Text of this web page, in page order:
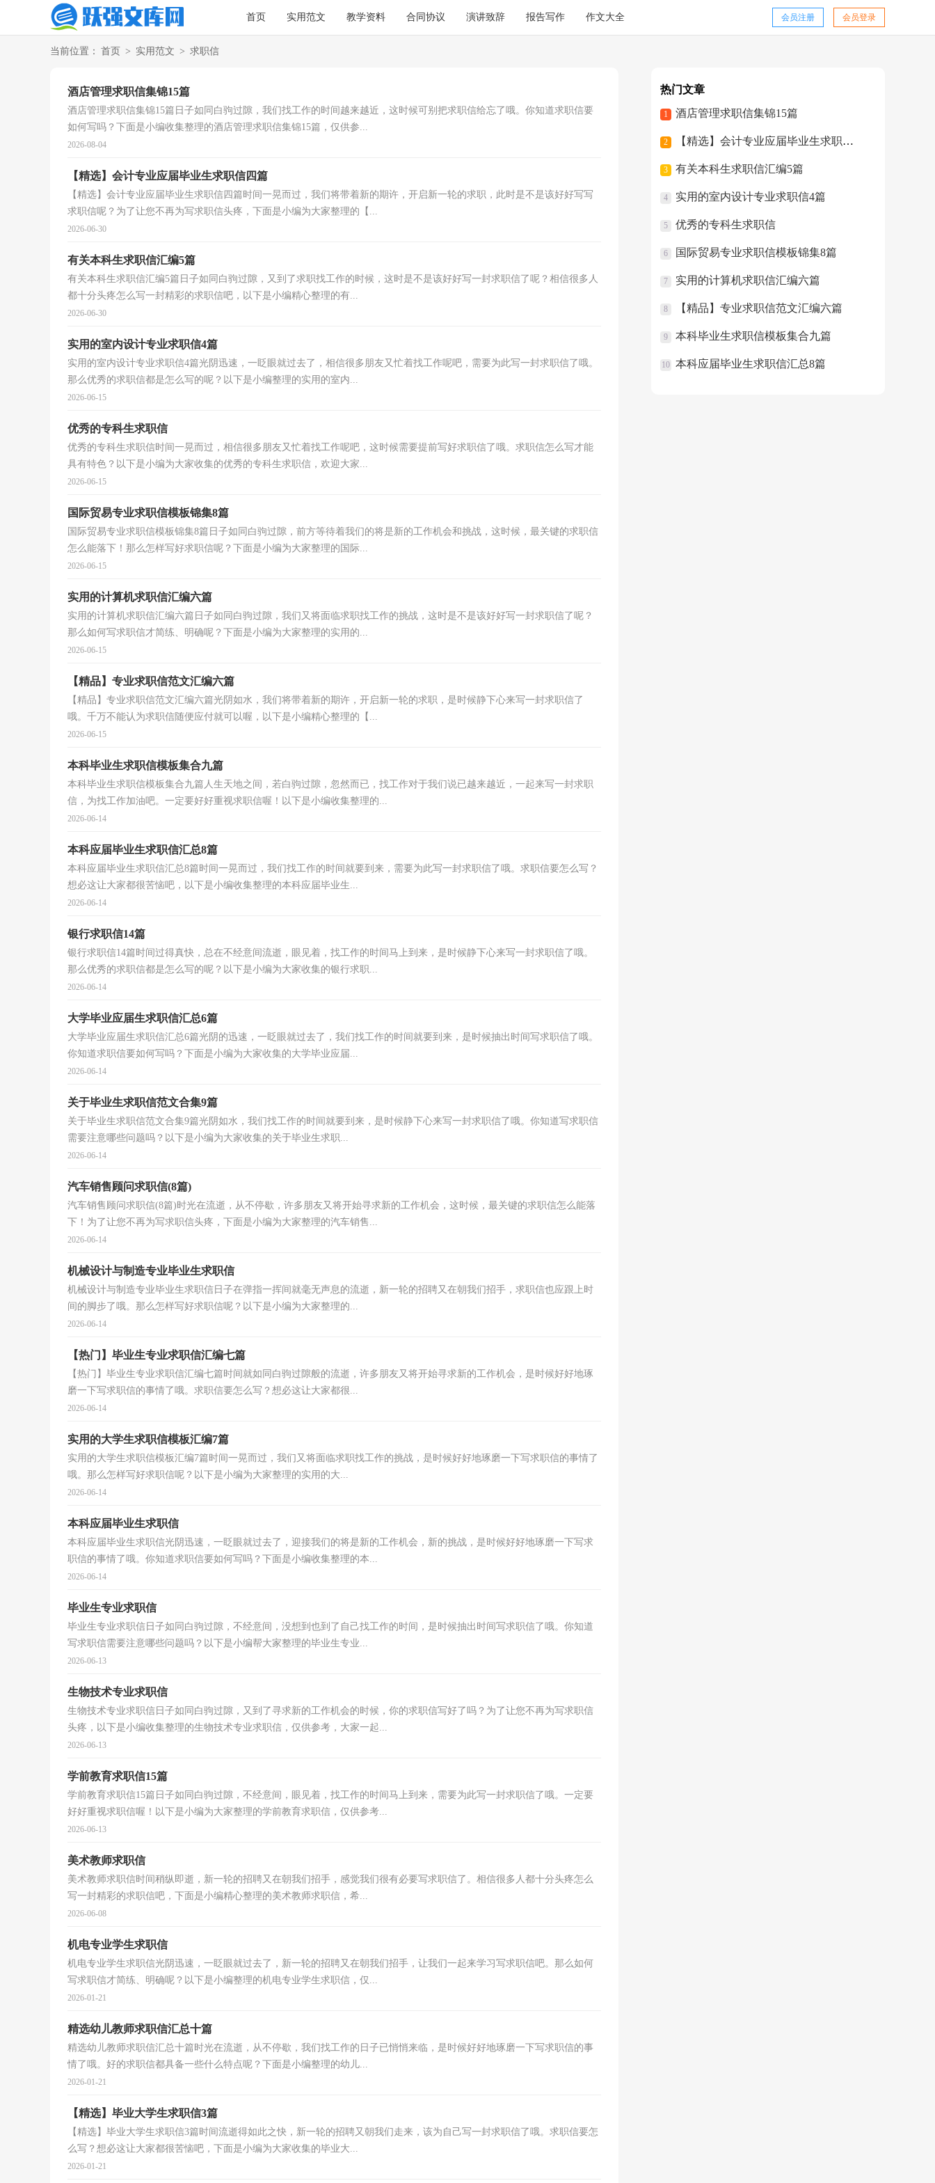
首页 实用范文 教学资料 合同协议 演讲致辞 报告写作 作文大全 会员登录
会员注册
当前位置： 首页 > 实用范文 > 求职信
酒店管理求职信集锦15篇
酒店管理求职信集锦15篇日子如同白驹过隙，我们找工作的时间越来越近，这时候可别把求职信给忘了哦。你知道求职信要
如何写吗？下面是小编收集整理的酒店管理求职信集锦15篇，仅供参...
2026-08-04
【精选】会计专业应届毕业生求职信四篇
【精选】会计专业应届毕业生求职信四篇时间一晃而过，我们将带着新的期许，开启新一轮的求职，此时是不是该好好写写
求职信呢？为了让您不再为写求职信头疼，下面是小编为大家整理的【...
2026-06-30
有关本科生求职信汇编5篇
有关本科生求职信汇编5篇日子如同白驹过隙，又到了求职找工作的时候，这时是不是该好好写一封求职信了呢？相信很多人
都十分头疼怎么写一封精彩的求职信吧，以下是小编精心整理的有...
2026-06-30
实用的室内设计专业求职信4篇
实用的室内设计专业求职信4篇光阴迅速，一眨眼就过去了，相信很多朋友又忙着找工作呢吧，需要为此写一封求职信了哦。
那么优秀的求职信都是怎么写的呢？以下是小编整理的实用的室内...
2026-06-15
优秀的专科生求职信
优秀的专科生求职信时间一晃而过，相信很多朋友又忙着找工作呢吧，这时候需要提前写好求职信了哦。求职信怎么写才能
具有特色？以下是小编为大家收集的优秀的专科生求职信，欢迎大家...
2026-06-15
国际贸易专业求职信模板锦集8篇
国际贸易专业求职信模板锦集8篇日子如同白驹过隙，前方等待着我们的将是新的工作机会和挑战，这时候，最关键的求职信
怎么能落下！那么怎样写好求职信呢？下面是小编为大家整理的国际...
2026-06-15
实用的计算机求职信汇编六篇
实用的计算机求职信汇编六篇日子如同白驹过隙，我们又将面临求职找工作的挑战，这时是不是该好好写一封求职信了呢？
那么如何写求职信才简练、明确呢？下面是小编为大家整理的实用的...
2026-06-15
【精品】专业求职信范文汇编六篇
【精品】专业求职信范文汇编六篇光阴如水，我们将带着新的期许，开启新一轮的求职，是时候静下心来写一封求职信了
哦。千万不能认为求职信随便应付就可以喔，以下是小编精心整理的【...
2026-06-15
本科毕业生求职信模板集合九篇
本科毕业生求职信模板集合九篇人生天地之间，若白驹过隙，忽然而已，找工作对于我们说已越来越近，一起来写一封求职
信，为找工作加油吧。一定要好好重视求职信喔！以下是小编收集整理的...
2026-06-14
本科应届毕业生求职信汇总8篇
本科应届毕业生求职信汇总8篇时间一晃而过，我们找工作的时间就要到来，需要为此写一封求职信了哦。求职信要怎么写？
想必这让大家都很苦恼吧，以下是小编收集整理的本科应届毕业生...
2026-06-14
银行求职信14篇
银行求职信14篇时间过得真快，总在不经意间流逝，眼见着，找工作的时间马上到来，是时候静下心来写一封求职信了哦。
那么优秀的求职信都是怎么写的呢？以下是小编为大家收集的银行求职...
2026-06-14
大学毕业应届生求职信汇总6篇
大学毕业应届生求职信汇总6篇光阴的迅速，一眨眼就过去了，我们找工作的时间就要到来，是时候抽出时间写求职信了哦。
你知道求职信要如何写吗？下面是小编为大家收集的大学毕业应届...
2026-06-14
关于毕业生求职信范文合集9篇
关于毕业生求职信范文合集9篇光阴如水，我们找工作的时间就要到来，是时候静下心来写一封求职信了哦。你知道写求职信
需要注意哪些问题吗？以下是小编为大家收集的关于毕业生求职...
2026-06-14
汽车销售顾问求职信(8篇)
汽车销售顾问求职信(8篇)时光在流逝，从不停歇，许多朋友又将开始寻求新的工作机会，这时候，最关键的求职信怎么能落
下！为了让您不再为写求职信头疼，下面是小编为大家整理的汽车销售...
2026-06-14
机械设计与制造专业毕业生求职信
机械设计与制造专业毕业生求职信日子在弹指一挥间就毫无声息的流逝，新一轮的招聘又在朝我们招手，求职信也应跟上时
间的脚步了哦。那么怎样写好求职信呢？以下是小编为大家整理的...
2026-06-14
【热门】毕业生专业求职信汇编七篇
【热门】毕业生专业求职信汇编七篇时间就如同白驹过隙般的流逝，许多朋友又将开始寻求新的工作机会，是时候好好地琢
磨一下写求职信的事情了哦。求职信要怎么写？想必这让大家都很...
2026-06-14
实用的大学生求职信模板汇编7篇
实用的大学生求职信模板汇编7篇时间一晃而过，我们又将面临求职找工作的挑战，是时候好好地琢磨一下写求职信的事情了
哦。那么怎样写好求职信呢？以下是小编为大家整理的实用的大...
2026-06-14
本科应届毕业生求职信
本科应届毕业生求职信光阴迅速，一眨眼就过去了，迎接我们的将是新的工作机会，新的挑战，是时候好好地琢磨一下写求
职信的事情了哦。你知道求职信要如何写吗？下面是小编收集整理的本...
2026-06-14
毕业生专业求职信
毕业生专业求职信日子如同白驹过隙，不经意间，没想到也到了自己找工作的时间，是时候抽出时间写求职信了哦。你知道
写求职信需要注意哪些问题吗？以下是小编帮大家整理的毕业生专业...
2026-06-13
生物技术专业求职信
生物技术专业求职信日子如同白驹过隙，又到了寻求新的工作机会的时候，你的求职信写好了吗？为了让您不再为写求职信
头疼，以下是小编收集整理的生物技术专业求职信，仅供参考，大家一起...
2026-06-13
学前教育求职信15篇
学前教育求职信15篇日子如同白驹过隙，不经意间，眼见着，找工作的时间马上到来，需要为此写一封求职信了哦。一定要
好好重视求职信喔！以下是小编为大家整理的学前教育求职信，仅供参考...
2026-06-13
美术教师求职信
美术教师求职信时间稍纵即逝，新一轮的招聘又在朝我们招手，感觉我们很有必要写求职信了。相信很多人都十分头疼怎么
写一封精彩的求职信吧，下面是小编精心整理的美术教师求职信，希...
2026-06-08
机电专业学生求职信
机电专业学生求职信光阴迅速，一眨眼就过去了，新一轮的招聘又在朝我们招手，让我们一起来学习写求职信吧。那么如何
写求职信才简练、明确呢？以下是小编整理的机电专业学生求职信，仅...
2026-01-21
精选幼儿教师求职信汇总十篇
精选幼儿教师求职信汇总十篇时光在流逝，从不停歇，我们找工作的日子已悄悄来临，是时候好好地琢磨一下写求职信的事
情了哦。好的求职信都具备一些什么特点呢？下面是小编整理的幼儿...
2026-01-21
【精选】毕业大学生求职信3篇
【精选】毕业大学生求职信3篇时间流逝得如此之快，新一轮的招聘又朝我们走来，该为自己写一封求职信了哦。求职信要怎
么写？想必这让大家都很苦恼吧，下面是小编为大家收集的毕业大...
2026-01-21
热门文章
1 酒店管理求职信集锦15篇
2 【精选】会计专业应届毕业生求职信四篇
3 有关本科生求职信汇编5篇
4 实用的室内设计专业求职信4篇
5 优秀的专科生求职信
6 国际贸易专业求职信模板锦集8篇
7 实用的计算机求职信汇编六篇
8 【精品】专业求职信范文汇编六篇
9 本科毕业生求职信模板集合九篇
10 本科应届毕业生求职信汇总8篇